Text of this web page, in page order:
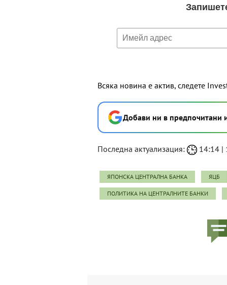
Всяка новина е актив, следете
Добави ни в предпочитани
Последна актуализация: 14:14 |
ЯПОНСКА ЦЕНТРАЛНА БАНКА ЯЦБ
ПОЛИТИКА НА ЦЕНТРАЛНИТЕ БАНКИ